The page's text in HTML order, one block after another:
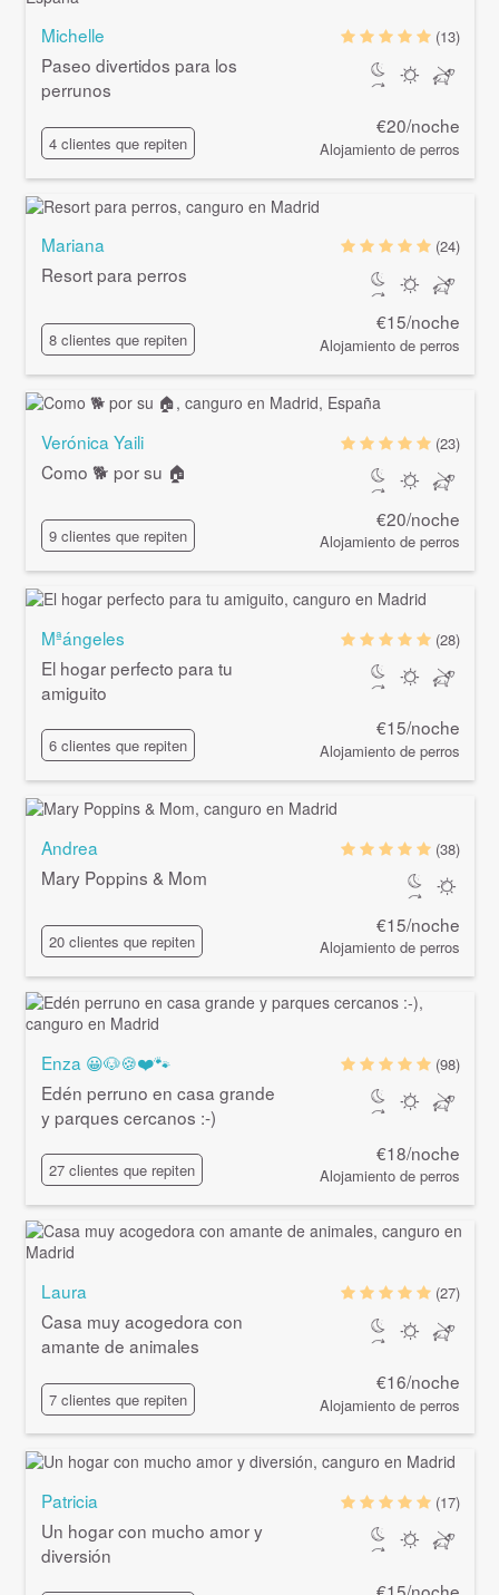
Michelle
Paseo divertidos para los
perrunos
4 clientes que repiten
(13)
€20/noche
Alojamiento de perros
Mariana
Resort para perros
8 clientes que repiten
(24)
€15/noche
Alojamiento de perros
Verónica Yaili
Como 🐕 por su 🏠
9 clientes que repiten
(23)
€20/noche
Alojamiento de perros
Mªángeles
El hogar perfecto para tu
amiguito
6 clientes que repiten
(28)
€15/noche
Alojamiento de perros
Andrea
Mary Poppins & Mom
20 clientes que repiten
(38)
€15/noche
Alojamiento de perros
Enza 😀🐶🍪❤️🐾
Edén perruno en casa grande
y parques cercanos :-)
27 clientes que repiten
(98)
€18/noche
Alojamiento de perros
Laura
Casa muy acogedora con
amante de animales
7 clientes que repiten
(27)
€16/noche
Alojamiento de perros
Patricia
Un hogar con mucho amor y
diversión
(17)